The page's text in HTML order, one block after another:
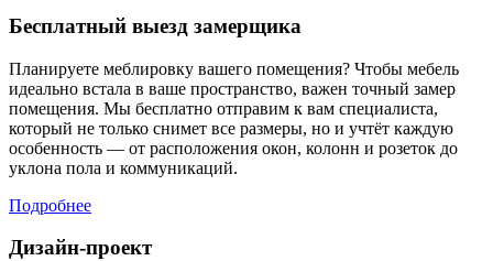
Бесплатный выезд замерщика
Планируете меблировку вашего помещения? Чтобы мебель
идеально встала в ваше пространство, важен точный замер
помещения. Мы бесплатно отправим к вам специалиста,
который не только снимет все размеры, но и учтёт каждую
особенность — от расположения окон, колонн и розеток до
уклона пола и коммуникаций.
Подробнее
Дизайн-проект